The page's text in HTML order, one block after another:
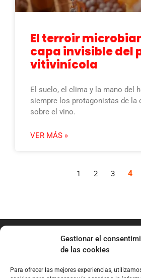
Gestionar el
de las cookies
Para ofrecer las mejores experiencias,
El terroir
capa invisible del
vitivinícola
El suelo, el clima y la mano del
siempre los protagonistas de la
sobre el vino.
VER MÁS »
1 2 3 4